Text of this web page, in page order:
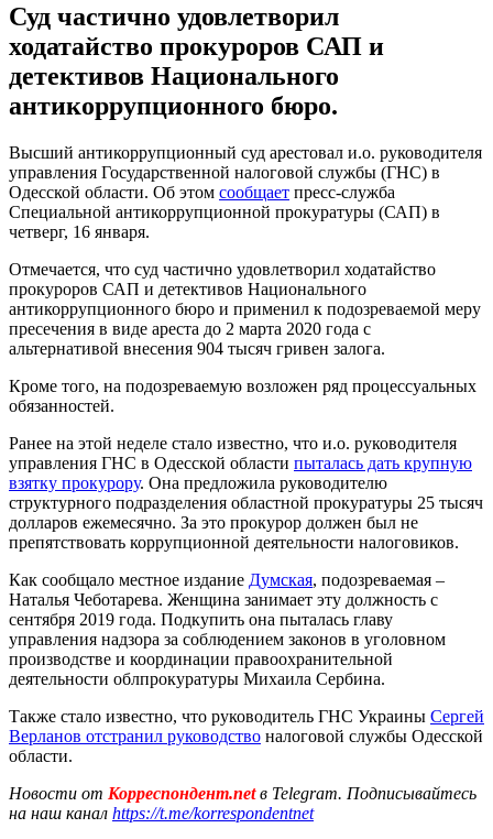
Суд частично удовлетворил
ходатайство прокуроров САП и
детективов Национального
антикоррупционного бюро.
Высший антикоррупционный суд арестовал и.о. руководителя
управления Государственной налоговой службы (ГНС) в
Одесской области. Об этом сообщает пресс-служба
Специальной антикоррупционной прокуратуры (САП) в
четверг, 16 января.
Отмечается, что суд частично удовлетворил ходатайство
прокуроров САП и детективов Национального
антикоррупционного бюро и применил к подозреваемой меру
пресечения в виде ареста до 2 марта 2020 года с
альтернативой внесения 904 тысяч гривен залога.
Кроме того, на подозреваемую возложен ряд процессуальных
обязанностей.
Ранее на этой неделе стало известно, что и.о. руководителя
управления ГНС в Одесской области пыталась дать крупную
взятку прокурору. Она предложила руководителю
структурного подразделения областной прокуратуры 25 тысяч
долларов ежемесячно. За это прокурор должен был не
препятствовать коррупционной деятельности налоговиков.
Как сообщало местное издание Думская, подозреваемая –
Наталья Чеботарева. Женщина занимает эту должность с
сентября 2019 года. Подкупить она пыталась главу
управления надзора за соблюдением законов в уголовном
производстве и координации правоохранительной
деятельности облпрокуратуры Михаила Сербина.
Также стало известно, что руководитель ГНС Украины Сергей
Верланов отстранил руководство налоговой службы Одесской
области.
Новости от Корреспондент.netв Telegram. Подписывайтесь
на наш канал https://t.me/korrespondentnet